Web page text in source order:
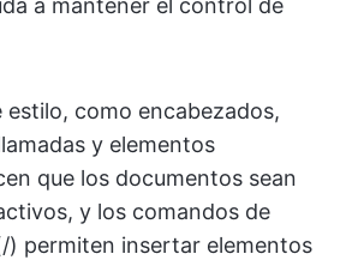
a mantener el control de
estilo, como encabezados,
y elementos
que los documentos sean
y los comandos de
) permiten insertar elementos